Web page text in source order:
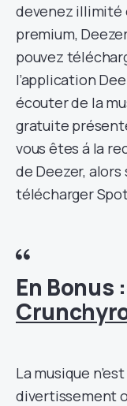
devenez illimité
premium,
pouvez
l’application
écouter de la
gratuite
vous êtes á la
de Deezer,
télécharger
En Bonus :
La musique
divertissement